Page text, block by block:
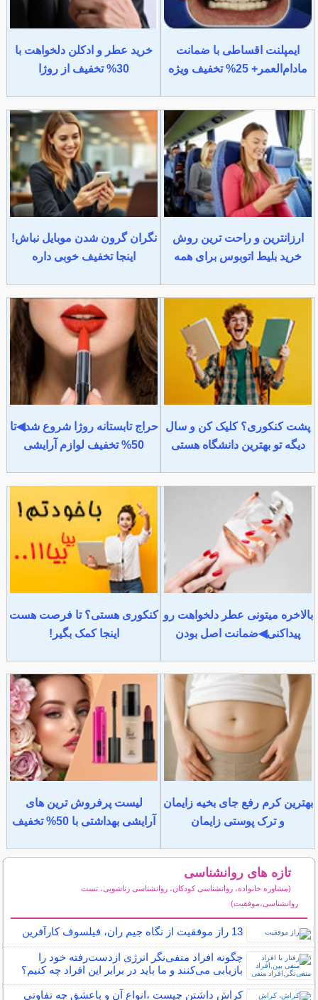
ایمپلنت اقساطی با ضمانت
مادام‌العمر+ 25% تخفیف ویژه
خرید عطر و ادکلن دلخواهت با
30% تخفیف از روژا
ارزانترین و راحت ترین روش
خرید بلیط اتوبوس برای همه
نگران گرون شدن موبایل نباش!
اینجا تخفیف خوبی داره
پشت کنکوری؟ کلیک کن و سال
دیگه تو بهترین دانشگاه هستی
حراج تابستانه روژا شروع شد◀تا
50% تخفیف لوازم آرایشی
بالاخره میتونی عطر دلخواهت رو
پیداکنی◀ضمانت اصل بودن
کنکوری هستی؟ تا فرصت هست
اینجا کمک بگیر!
بهترین کرم رفع جای بخیه زایمان
و ترک پوستی زایمان
لیست پرفروش ترین های
آرایشی بهداشتی با 50% تخفیف
تازه های روانشناسی
(مشاوره خانواده، روانشناسی کودکان، روانشناسی زناشویی، تست
روانشناسی،موفقیت)
13 راز موفقیت از نگاه جیم ران، فیلسوف کارآفرین
چگونه افراد منفی‌نگر انرژی ازدست‌رفته خود را
بازیابی می‌کنند و ما باید در برابر این افراد چه کنیم؟
کراش داشتن چیست ،انواع آن و باعشق چه تفاوتی